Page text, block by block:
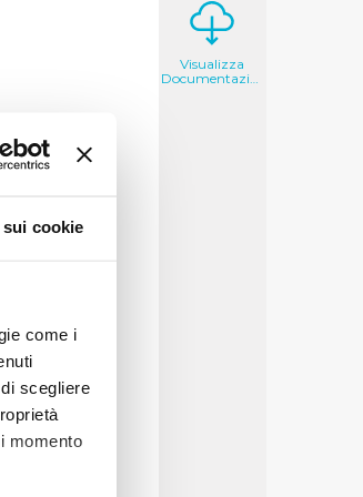
cookie
come i
scegliere
momento
sul
Visualizza
Documentazione